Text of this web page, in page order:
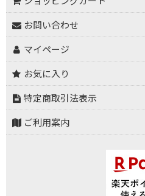
お問い合わせ
マイページ
お気に入り
特定商取引法表示
ご利用案内